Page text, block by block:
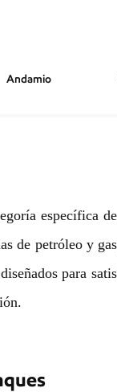
Andamio
específica
de petróleo y
para